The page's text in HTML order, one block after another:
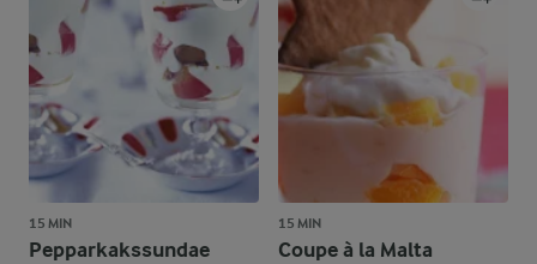
15 MIN
Pepparkakssundae
15 MIN
Coupe à la Malta